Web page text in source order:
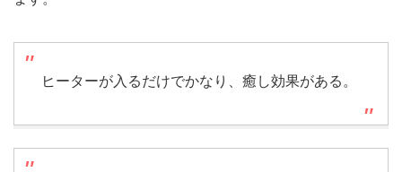
ヒーターが入るだけでかなり、癒し効果がある。